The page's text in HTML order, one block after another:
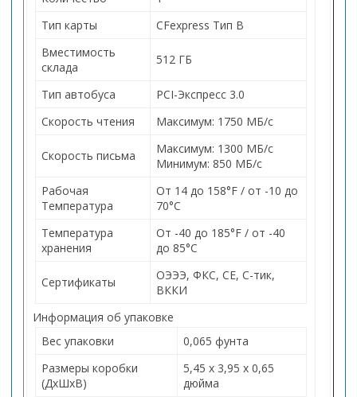
Тип карты
CFexpress Тип B
Вместимость
склада
512 ГБ
Тип автобуса
PCI-Экспресс 3.0
Скорость чтения
Максимум: 1750 МБ/с
Скорость письма
Максимум: 1300 МБ/с
Минимум: 850 МБ/с
Рабочая
Температура
От 14 до 158°F / от -10 до
70°C
Температура
хранения
От -40 до 185°F / от -40
до 85°C
Сертификаты
ОЭЭЭ, ФКС, CE, C-тик,
ВККИ
Информация об упаковке
Вес упаковки
0,065 фунта
Размеры коробки
(ДxШxВ)
5,45 х 3,95 х 0,65
дюйма